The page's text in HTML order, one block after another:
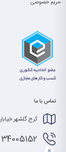
حریم خصوصی
تماس با ما
کرج گلشهر خیابان پونه شرقی
34005152